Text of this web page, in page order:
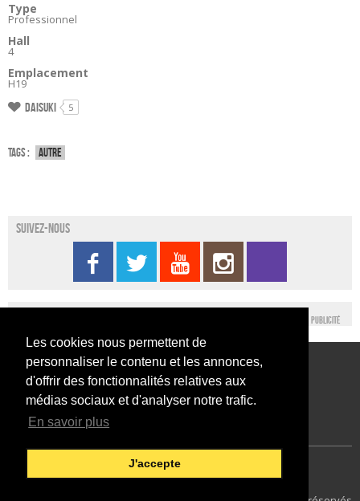
Les cookies nous permettent de
personnaliser le contenu et les annonces,
d'offrir des fonctionnalités relatives aux
médias sociaux et d'analyser notre trafic.
En savoir plus
J'accepte
Type
Professionnel
Hall
4
Emplacement
H19
Daisuki 5
Tags : Autre
Suivez-nous
Publicité
Conditions générales d’utilisation
Nous contacter
Conditions générales de vente
Mentions légales